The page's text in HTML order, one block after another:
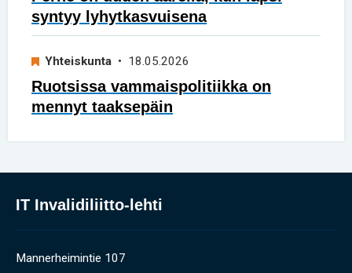
syntyy lyhytkasvuisena
Yhteiskunta • 18.05.2026
Ruotsissa vammaispolitiikka on
mennyt taaksepäin
IT Invalidiliitto-lehti
Mannerheimintie 107